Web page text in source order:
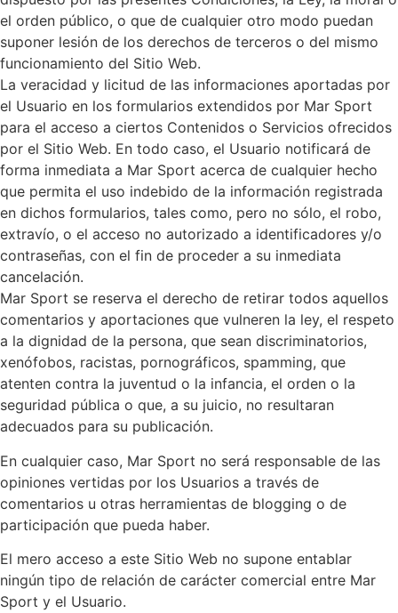
el orden público, o que de cualquier otro modo puedan
suponer lesión de los derechos de terceros o del mismo
funcionamiento del Sitio Web.
La veracidad y licitud de las informaciones aportadas por
el Usuario en los formularios extendidos por Mar Sport
para el acceso a ciertos Contenidos o Servicios ofrecidos
por el Sitio Web. En todo caso, el Usuario notificará de
forma inmediata a Mar Sport acerca de cualquier hecho
que permita el uso indebido de la información registrada
en dichos formularios, tales como, pero no sólo, el robo,
extravío, o el acceso no autorizado a identificadores y/o
contraseñas, con el fin de proceder a su inmediata
cancelación.
Mar Sport se reserva el derecho de retirar todos aquellos
comentarios y aportaciones que vulneren la ley, el respeto
a la dignidad de la persona, que sean discriminatorios,
xenófobos, racistas, pornográficos, spamming, que
atenten contra la juventud o la infancia, el orden o la
seguridad pública o que, a su juicio, no resultaran
adecuados para su publicación.
En cualquier caso, Mar Sport no será responsable de las
opiniones vertidas por los Usuarios a través de
comentarios u otras herramientas de blogging o de
participación que pueda haber.
El mero acceso a este Sitio Web no supone entablar
ningún tipo de relación de carácter comercial entre Mar
Sport y el Usuario.